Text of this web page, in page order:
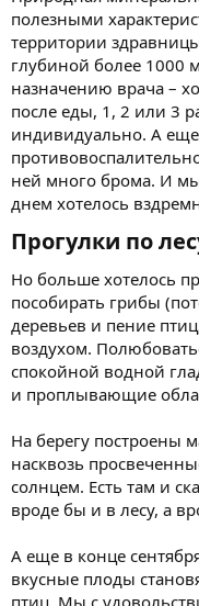
полезными
территории
глубиной более 1000
назначению врача –
после еды, 1, 2 или 3
индивидуально. А
ней много брома. И
днем хотелось
Прогулки по
Но больше хотелось
пособирать грибы
деревьев и пение
воздухом.
спокойной водной
и проплывающие
На берегу построены
насквозь
солнцем. Есть там и
вроде бы и в лесу, а
А еще в конце
вкусные плоды
птиц. Мы с